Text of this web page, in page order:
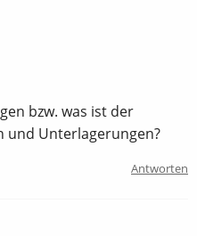
bzw. was ist der
und Unterlagerungen?
Antworten